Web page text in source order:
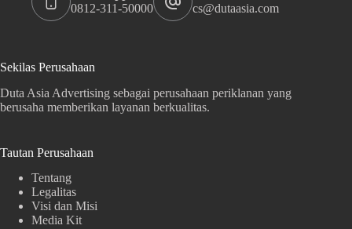
0812-311-50000
cs@dutaasia.com
Sekilas Perusahaan
Duta Asia Advertising sebagai perusahaan periklanan yang
berusaha memberikan layanan berkualitas.
Tautan Perusahaan
Tentang
Legalitas
Visi dan Misi
Media Kit